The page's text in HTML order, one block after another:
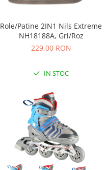
Role/Patine 2IN1 Nils Extreme
NH18188A, Gri/Roz
229,00 RON
IN STOC